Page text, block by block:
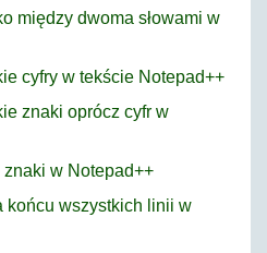
między dwoma słowami w
cyfry w tekście Notepad++
znaki oprócz cyfr w
w Notepad++
końcu wszystkich linii w